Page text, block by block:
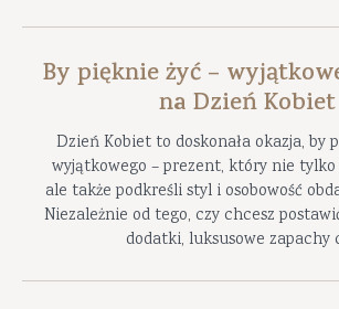
By pięknie żyć –
na Dzień Kobiet
Dzień Kobiet to doskonała okazja, by
wyjątkowego – prezent, który nie tylko
ale także podkreśli styl i osobowość
Niezależnie od tego, czy chcesz
dodatki, luksusowe zapachy